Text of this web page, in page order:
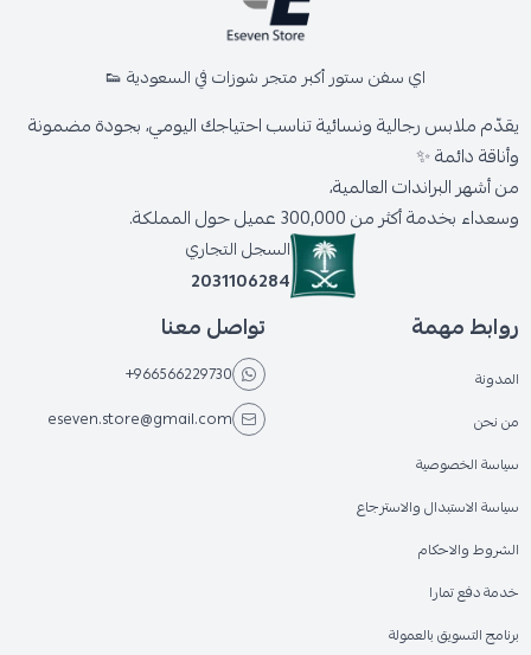
اي سفن ستور أكبر متجر شوزات في السعودية 👟
يقدّم ملابس رجالية ونسائية تناسب احتياجك اليومي، بجودة مضمونة
وأناقة دائمة ✨
من أشهر البراندات العالمية،
وسعداء بخدمة أكثر من 300,000 عميل حول المملكة.
السجل التجاري
2031106284
روابط مهمة
المدونة
من نحن
سياسة الخصوصية
سياسة الاستبدال والاسترجاع
الشروط والاحكام
خدمة دفع تمارا
برنامج التسويق بالعمولة
تواصل معنا
+966566229730
eseven.store@gmail.com